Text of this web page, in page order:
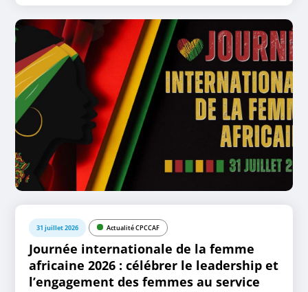
31 juillet 2026 Actualité CPCCAF
Journée internationale de la femme
africaine 2026 : célébrer le leadership et
l’engagement des femmes au service